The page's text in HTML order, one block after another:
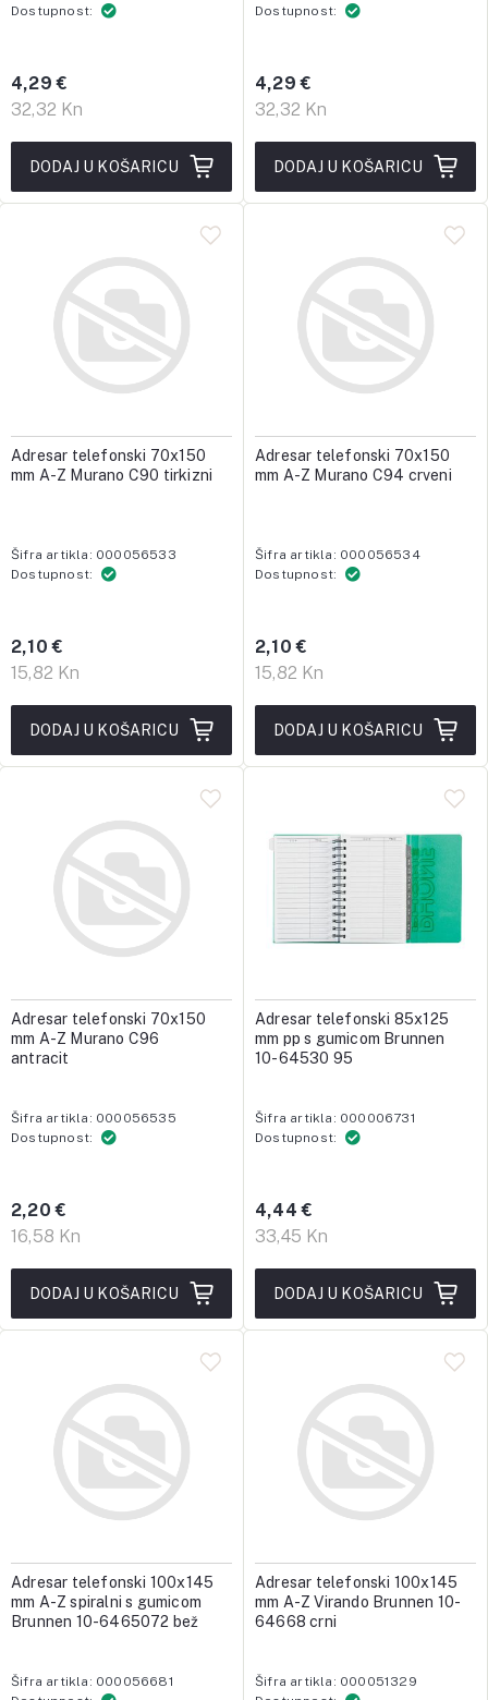
Dostupnost:
32,32 Kn
4,29 €
DODAJ U KOŠARICU
Dostupnost:
32,32 Kn
4,29 €
DODAJ U KOŠARICU
Adresar telefonski 70x150
mm A-Z Murano C90 tirkizni
Šifra artikla: 000056533
Dostupnost:
15,82 Kn
2,10 €
DODAJ U KOŠARICU
Adresar telefonski 70x150
mm A-Z Murano C94 crveni
Šifra artikla: 000056534
Dostupnost:
15,82 Kn
2,10 €
DODAJ U KOŠARICU
Adresar telefonski 70x150
mm A-Z Murano C96
antracit
Šifra artikla: 000056535
Dostupnost:
16,58 Kn
2,20 €
DODAJ U KOŠARICU
Adresar telefonski 85x125
mm pp s gumicom Brunnen
10-64530 95
Šifra artikla: 000006731
Dostupnost:
33,45 Kn
4,44 €
DODAJ U KOŠARICU
Adresar telefonski 100x145
mm A-Z spiralni s gumicom
Brunnen 10-6465072 bež
Šifra artikla: 000056681
Adresar telefonski 100x145
mm A-Z Virando Brunnen 10-
64668 crni
Šifra artikla: 000051329